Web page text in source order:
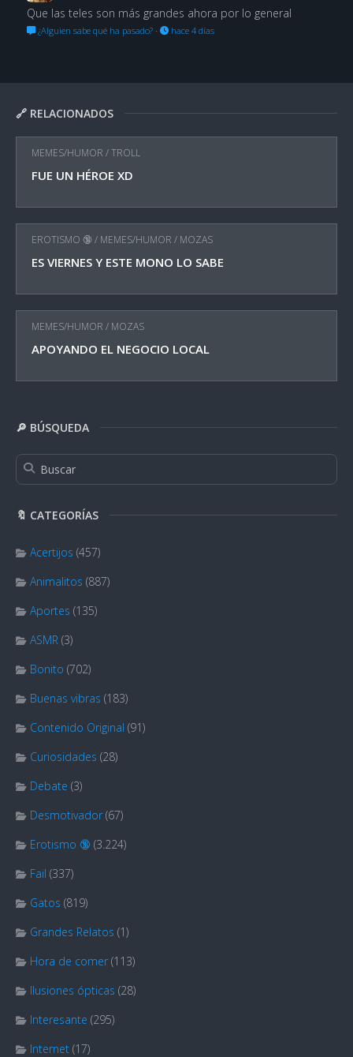
🔗 RELACIONADOS
MEMES/HUMOR /TROLL
FUE UN HÉROE XD
EROTISMO 🔞/ MEMES/HUMOR / MOZAS
ES VIERNES Y ESTE MONO LO SABE
MEMES/HUMOR / MOZAS
APOYANDO EL NEGOCIO LOCAL
🔎 BÚSQUEDA
🔖 CATEGORÍAS
Acertijos (457)
Animalitos (887)
Aportes (135)
ASMR (3)
Bonito (702)
Buenas vibras (183)
Contenido Original (91)
Curiosidades (28)
Debate (3)
Desmotivador (67)
Erotismo 🔞 (3.224)
Fail (337)
Gatos (819)
Grandes Relatos (1)
Hora de comer (113)
Ilusiones ópticas (28)
Interesante (295)
Internet (17)
Que las teles son más grandes ahora por lo general
¿Alguien sabe qué ha pasado?· hace 4 días